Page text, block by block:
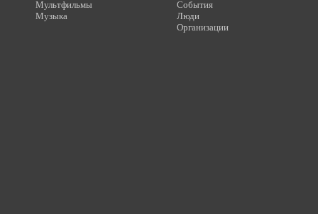
Мультфильмы
Музыка
События
Люди
Организации